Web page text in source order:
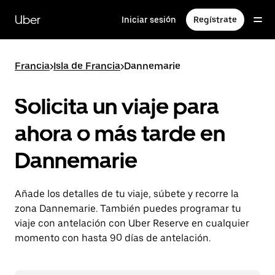
contenido
principal
Uber Iniciar sesión Regístrate
Francia>Isla de Francia>Dannemarie
Solicita un viaje para
ahora o más tarde en
Dannemarie
Añade los detalles de tu viaje, súbete y recorre la
zona Dannemarie. También puedes programar tu
viaje con antelación con Uber Reserve en cualquier
momento con hasta 90 días de antelación.